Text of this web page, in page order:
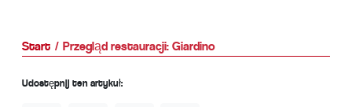
Start Przegląd restauracji: Giardino
Udostępnij ten artykuł: